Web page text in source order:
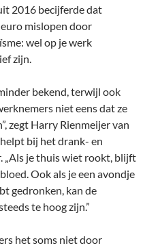
2016 becijferde dat
mislopen door
wel op je werk
zijn.
bekend, terwijl ook
niet eens dat ze
zegt Harry Rienmeijer van
bij het drank- en
„Als je thuis wiet rookt, blijft
Ook als je een avondje
gedronken, kan de
te hoog zijn.”
het soms niet door